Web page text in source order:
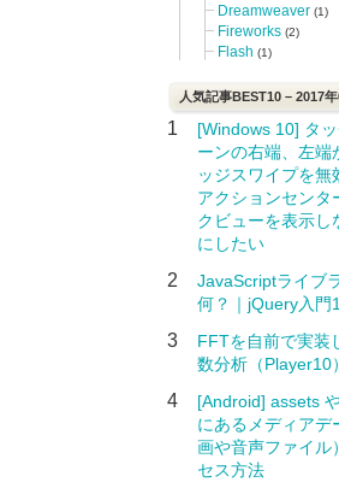
Dreamweaver (1)
Fireworks (2)
Flash (1)
人気記事BEST10 – 2017年
1
[Windows 10] タ
ーンの右端、左端
ッジスワイプを無
アクションセンタ
クビューを表示し
にしたい
2
JavaScriptライブ
何？｜jQuery入門1
3
FFTを自前で実装
数分析（Player10）
4
[Android] assets
にあるメディアデ
画や音声ファイル
セス方法